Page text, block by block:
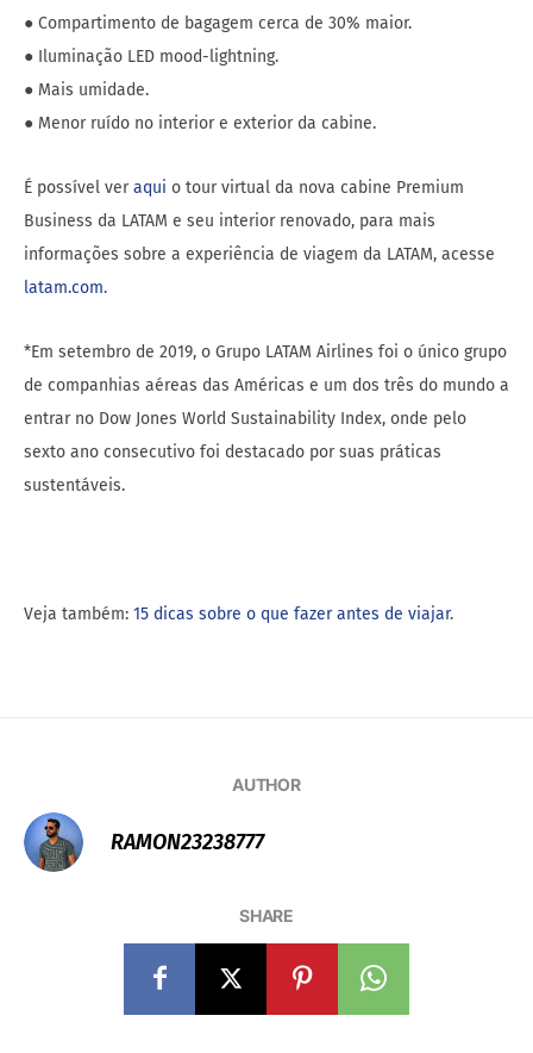
● Compartimento de bagagem cerca de 30% maior.
● Iluminação LED mood-lightning.
● Mais umidade.
● Menor ruído no interior e exterior da cabine.
É possível veraqui o tour virtual da nova cabine Premium
Business da LATAM e seu interior renovado, para mais
informações sobre a experiência de viagem da LATAM, acesse
latam.com.
*Em setembro de 2019, o Grupo LATAM Airlines foi o único grupo
de companhias aéreas das Américas e um dos três do mundo a
entrar no Dow Jones World Sustainability Index, onde pelo
sexto ano consecutivo foi destacado por suas práticas
sustentáveis.
Veja também: 15 dicas sobre o que fazer antes de viajar.
AUTHOR
RAMON23238777
SHARE